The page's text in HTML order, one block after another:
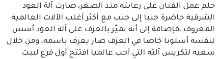
حلم عمل الفنان على رعايته منذ الصغر، صارت آلة العود
الشرقية حاضرة جنبا إلى جنب مع أكثر أغلب الآلات العالمية
المعروف ،فإضافة إلى أنه تميّز بالعزف على آلة العود أسس
لنفسه أسلوبا خاصا في العزف صار يعرف باسمه، ومن خلال
سعيه لتكريس آلته التي أحب عالميا افتتح أول فرع لبيت